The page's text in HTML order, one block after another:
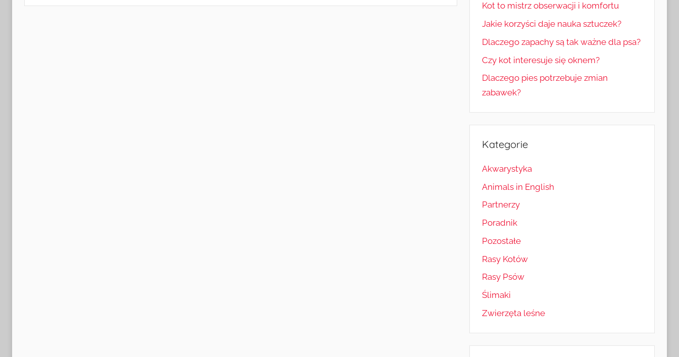
Kot to mistrz obserwacji i komfortu
Jakie korzyści daje nauka sztuczek?
Dlaczego zapachy są tak ważne dla psa?
Czy kot interesuje się oknem?
Dlaczego pies potrzebuje zmian
zabawek?
Kategorie
Akwarystyka
Animals in English
Partnerzy
Poradnik
Pozostałe
Rasy Kotów
Rasy Psów
Ślimaki
Zwierzęta leśne